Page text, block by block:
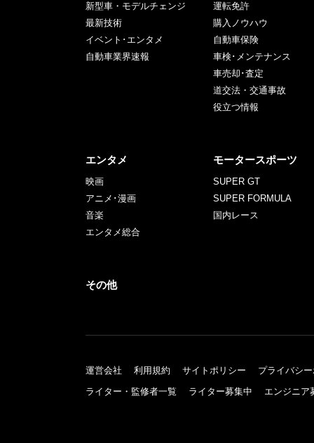
新型車・モデルチェンジ
最新技術
イベント･エンタメ
自動車業界速報
運転免許
購入ノウハウ
自動車保険
車検･メンテナンス
車売却･査定
道交法・交通事故
役立つ情報
エンタメ
映画
アニメ･漫画
音楽
エンタメ総合
モータースポーツ
SUPER GT
SUPER FORMULA
国内レース
その他
運営会社 利用規約 サイトポリシー
プライバシ
ライター・監修者一覧
ライター募集中 エンジニア